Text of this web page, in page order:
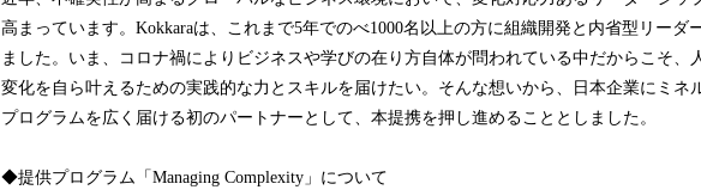
す
高まっています。Kokkaraは、これまで5年でのべ1000名以上の方に組織開発と内省型リーダ
ました。いま、コロナ禍によりビジネスや学びの在り方自体が問われている中だからこそ、
変化を自ら叶えるための実践的な力とスキルを届けたい。そんな想いから、日本企業にミネ
プログラムを広く届ける初のパートナーとして、本提携を押し進めることとしました。
◆提供プログラム「Managing Complexity」について